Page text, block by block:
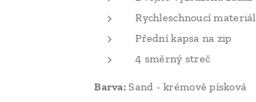
Rychleschnoucí materiál
Přední kapsa na zip
4 směrný streč
Barva: Sand - krémově písková